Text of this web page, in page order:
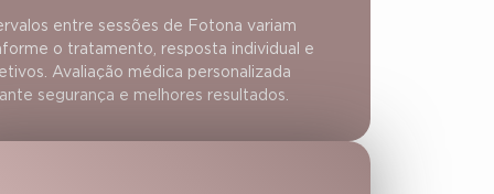
entre sessões de Fotona variam
o tratamento, resposta individual e
Avaliação médica personalizada
segurança e melhores resultados.